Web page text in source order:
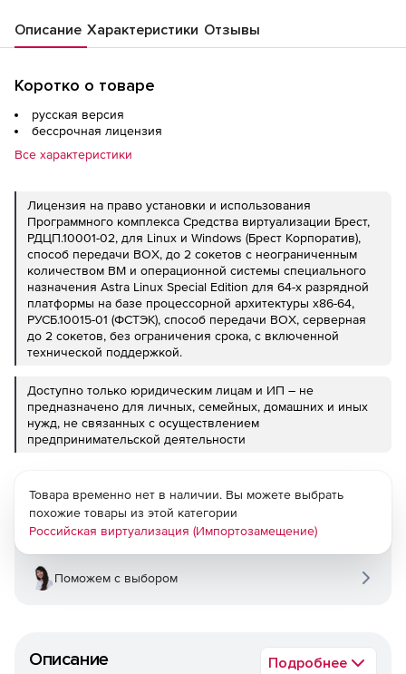
специального назначения Astra Linux
Special Edition для 64-х разрядной
платформы на базе процессорной
архитектуры x86-64, РУСБ.10015-01
(ФСТЭК), способ передачи BOX, серверная
до 2 сокетов, без ограничения срока, с
включенной технической поддержкой тип
Описание Характеристики Отзывы
Коротко о товаре
русская версия
бессрочная лицензия
Все характеристики
Лицензия на право установки и использования
Программного комплекса Средства виртуализации Брест,
РДЦП.10001-02, для Linux и Windows (Брест Корпоратив),
способ передачи BOX, до 2 сокетов с неограниченным
количеством ВМ и операционной системы специального
назначения Astra Linux Special Edition для 64-х разрядной
платформы на базе процессорной архитектуры x86-64,
РУСБ.10015-01 (ФСТЭК), способ передачи BOX, серверная
до 2 сокетов, без ограничения срока, с включенной
технической поддержкой.
Доступно только юридическим лицам и ИП – не
предназначено для личных, семейных, домашних и иных
нужд, не связанных с осуществлением
предпринимательской деятельности
Описание Подробнее
Товара временно нет в наличии. Вы можете выбрать
похожие товары из этой категории
Российская виртуализация (Импортозамещение)
Поможем с выбором